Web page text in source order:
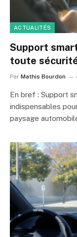
ACTUALITÉS
Support
toute
Par Mathis Bourdon
En bref : Support
indispensables
paysage